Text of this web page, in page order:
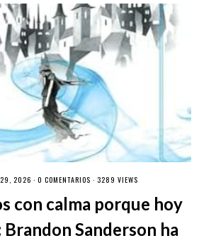
29, 2026 · 0 COMENTARIOS · 3289 VIEWS
con calma porque hoy
Brandon Sanderson ha